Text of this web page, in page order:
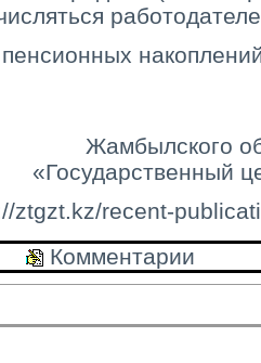
Жамбылского
«Государственный
ztgzt.kz/recent-
Комментарии